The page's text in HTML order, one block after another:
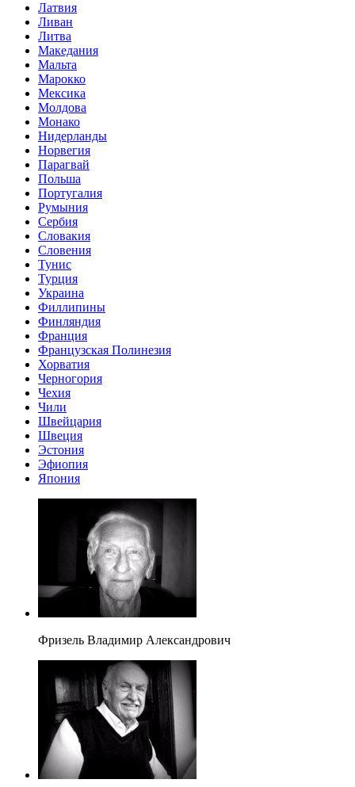
Латвия
Ливан
Литва
Македания
Мальта
Марокко
Мексика
Молдова
Монако
Нидерланды
Норвегия
Парагвай
Польша
Португалия
Румыния
Сербия
Словакия
Словения
Тунис
Турция
Украина
Филлипины
Финляндия
Франция
Французская Полинезия
Хорватия
Черногория
Чехия
Чили
Швейцария
Швеция
Эстония
Эфиопия
Япония
Фризель Владимир Александрович